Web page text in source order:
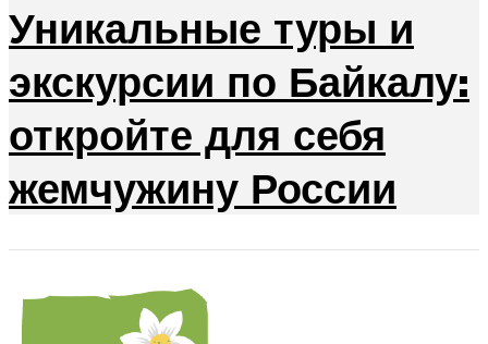
Уникальные туры и
экскурсии по Байкалу:
откройте для себя
жемчужину России